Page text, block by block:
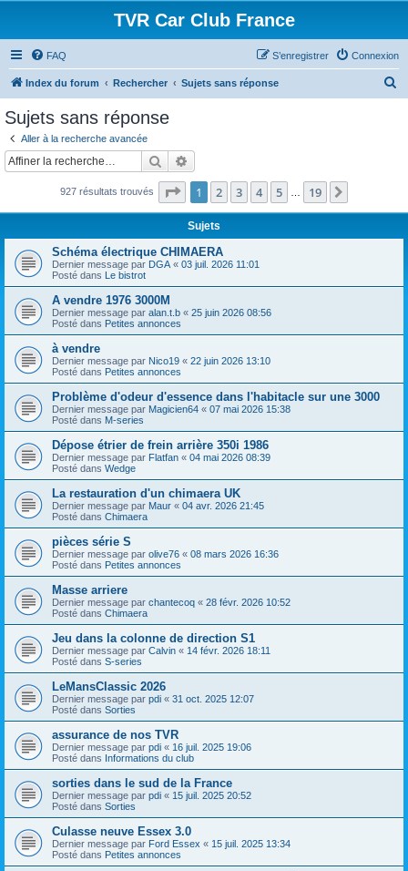
TVR Car Club France
FAQ Connexion
S’enregistrer
Index du forum Rechercher Sujets sans réponse
c
Sujets sans réponse
Aller à la recherche avancée
Rechercher
927 résultats trouvés Page 1sur19
1 2 3 4 5 19
Sujets
Schéma électrique CHIMAERA
Dernier message par DGA « 03 juil. 2026 11:01
Posté dans Le bistrot
A vendre 1976 3000M
Dernier message par alan.t.b « 25 juin 2026 08:56
Posté dans Petites annonces
à vendre
Dernier message par Nico19 « 22 juin 2026 13:10
Posté dans Petites annonces
Problème d'odeur d'essence dans l'habitacle sur une 3000
Dernier message par Magicien64 « 07 mai 2026 15:38
Posté dans M-series
Dépose étrier de frein arrière 350i 1986
Dernier message par Flatfan « 04 mai 2026 08:39
Posté dans Wedge
La restauration d'un chimaera UK
Dernier message par Maur « 04 avr. 2026 21:45
Posté dans Chimaera
pièces série S
Dernier message par olive76 « 08 mars 2026 16:36
Posté dans Petites annonces
Masse arriere
Dernier message par chantecoq « 28 févr. 2026 10:52
Posté dans Chimaera
Jeu dans la colonne de direction S1
Dernier message par Calvin « 14 févr. 2026 18:11
Posté dans S-series
LeMansClassic 2026
Dernier message par pdi « 31 oct. 2025 12:07
Posté dans Sorties
assurance de nos TVR
Dernier message par pdi « 16 juil. 2025 19:06
Posté dans Informations du club
sorties dans le sud de la France
Dernier message par pdi « 15 juil. 2025 20:52
Posté dans Sorties
Culasse neuve Essex 3.0
Dernier message par Ford Essex « 15 juil. 2025 13:34
Posté dans Petites annonces